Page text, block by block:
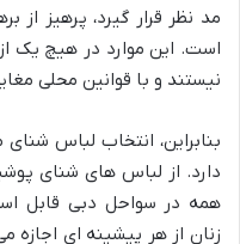
است. این موارد در هیچ یک
نیستند و با قوانین محلی
بنابراین، انتخاب لباس
دارد. از لباس های شنای
همه در سواحل دبی قابل
زنان از هر پیشینه ای اجازه